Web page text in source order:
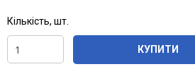
Кількість, шт.
КУПИТИ